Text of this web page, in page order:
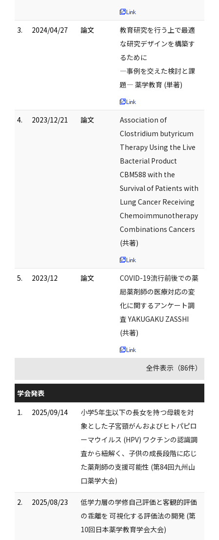
3. 2024/04/27 論文
教育研究を行う上で最適
な研究デザインを構築す
るために
―事例を交えた検討と課
題― 薬学教育 (単著)
4. 2023/12/21 論文
Association of
Clostridium butyricum
Therapy Using the Live
Bacterial Product
CBM588 with the
Survival of Patients with
Lung Cancer Receiving
Chemoimmunotherapy
Combinations Cancers
(共著)
5. 2023/12 論文
COVID-19流行前後での薬
局薬剤師の医療対応の変
化に関するアンケート調
査 YAKUGAKU ZASSHI
(共著)
全件表示（86件）
学会発表
1.
2025/09/14
小学5年生以下の長女を持つ母親を対
象とした子宮頸がんおよびヒトパピロ
ーマウイルス (HPV) ワクチンの認識調
査から紐解く、子供の成長段階に応じ
た薬剤師の支援可能性 (第84回九州山
口薬学大会)
2. 2025/08/23
低学力層の学修自己評価と客観的評価
の乖離を 可視化する評価法の開発 (第
10回日本薬学教育学会大会)